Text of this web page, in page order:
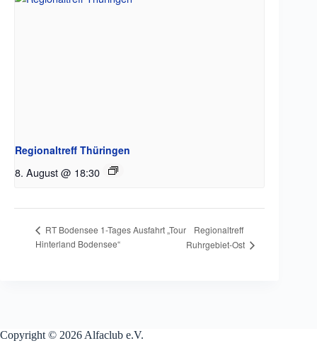
Regionaltreff Thüringen
8. August @ 18:30
RT Bodensee 1-Tages Ausfahrt „Tour
Hinterland Bodensee“
Regionaltreff
Ruhrgebiet-Ost
Copyright © 2026 Alfaclub e.V.